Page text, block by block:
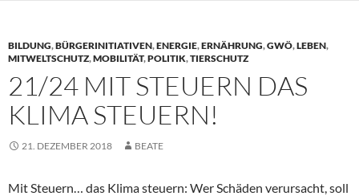
BILDUNG,BÜRGERINITIATIVEN,ENERGIE,ERNÄHRUNG,GWÖ,LEBEN,
MITWELTSCHUTZ,MOBILITÄT,POLITIK,TIERSCHUTZ
21/24 MIT STEUERN DAS
KLIMA STEUERN!
21. DEZEMBER 2018 BEATE
Mit Steuern… das Klima steuern: Wer Schäden verursacht, soll